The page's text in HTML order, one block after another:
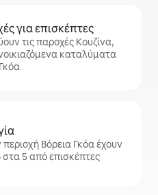
για επισκέπτες
τις παροχές Κουζίνα,
καταλύματα
Βόρεια Γκόα έχουν
5 από επισκέπτες